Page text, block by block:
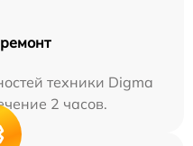
техники Digma
2 часов.